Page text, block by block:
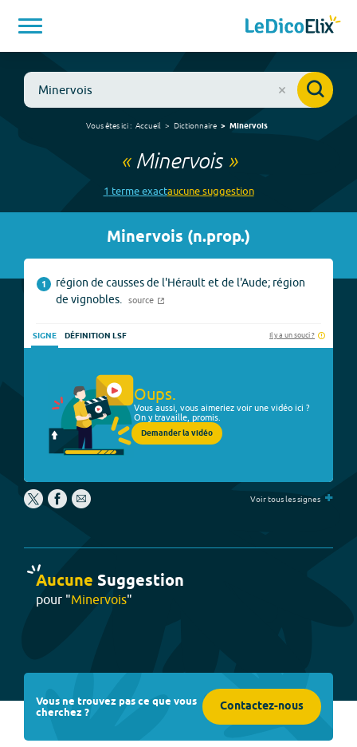
Vous êtes ici : Accueil Dictionnaire Minervois
« Minervois»
1 termeexactaucunesuggestion
Minervois (n.prop.)
1
région de causses de l'Hérault et de l'Aude; région
de vignobles.
source
SIGNE DÉFINITION LSF Il y a un souci ?
Oups.
Vous aussi, vous aimeriez voir une vidéo ici ?
On y travaille, promis.
Demander la vidéo
Voir tous les signes +
Aucune Suggestion
pour "Minervois"
Vous ne trouvez pas ce que vous
cherchez ? Contactez-nous